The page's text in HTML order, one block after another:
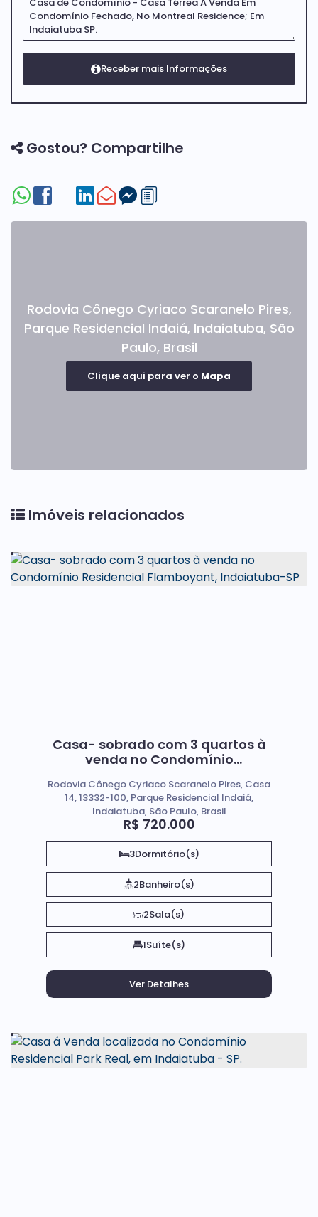
Gostou? Compartilhe
Rodovia Cônego Cyriaco Scaranelo Pires,
Parque Residencial Indaiá, Indaiatuba, São
Paulo, Brasil
Clique aqui para ver o Mapa
Imóveis relacionados
Casa- sobrado com 3 quartos à
venda no Condomínio
Indaiatuba-SP
R$ 720.000
Rodovia Cônego Cyriaco Scaranelo Pires, Casa
14, 13332-100, Parque Residencial Indaiá,
Indaiatuba, São Paulo, Brasil
3Dormitório(s)
2Banheiro(s)
2Sala(s)
1Suíte(s)